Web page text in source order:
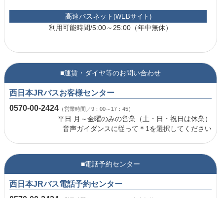
高速バスネット (WEBサイト)
利用可能時間/5:00～25:00（年中無休）
■運賃・ダイヤ等のお問い合わせ
西日本JRバスお客様センター
0570-00-2424 （営業時間／9：00～17：45）
平日 月～金曜のみの営業（土・日・祝日は休業）
音声ガイダンスに従って＊1を選択してください
■電話予約センター
西日本JRバス電話予約センター